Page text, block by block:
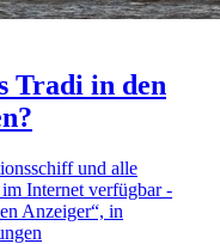
Tradi in den
und alle
Internet verfügbar -
Anzeiger“, in